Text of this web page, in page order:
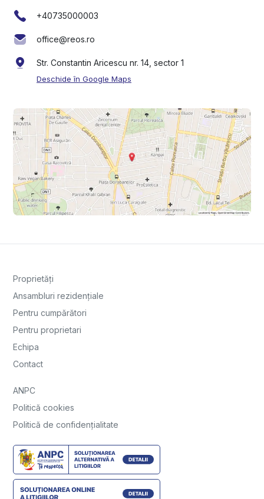
+40735000003
office@reos.ro
Str. Constantin Aricescu nr. 14, sector 1
Deschide în Google Maps
Proprietăți
Ansambluri rezidențiale
Pentru cumpărători
Pentru proprietari
Echipa
Contact
ANPC
Politică cookies
Politică de confidențialitate